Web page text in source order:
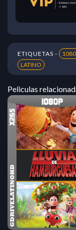
ETIQUETAS -
LATINO
Peliculas